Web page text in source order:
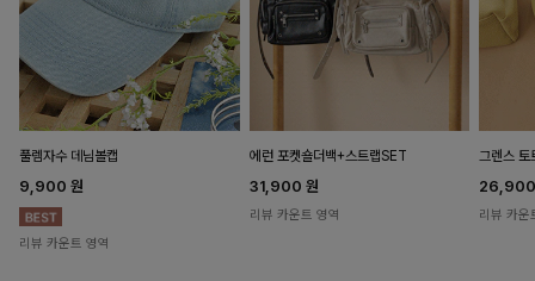
풀렘자수 데님볼캡
9,900 원
리뷰 카운트 영역
에런 포켓숄더백+스트랩SET
31,900 원
리뷰 카운트 영역
그렌스
리뷰 카운